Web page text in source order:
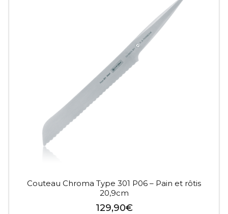
Couteau Chroma Type 301 P06 – Pain et rôtis
20,9cm
129,90€